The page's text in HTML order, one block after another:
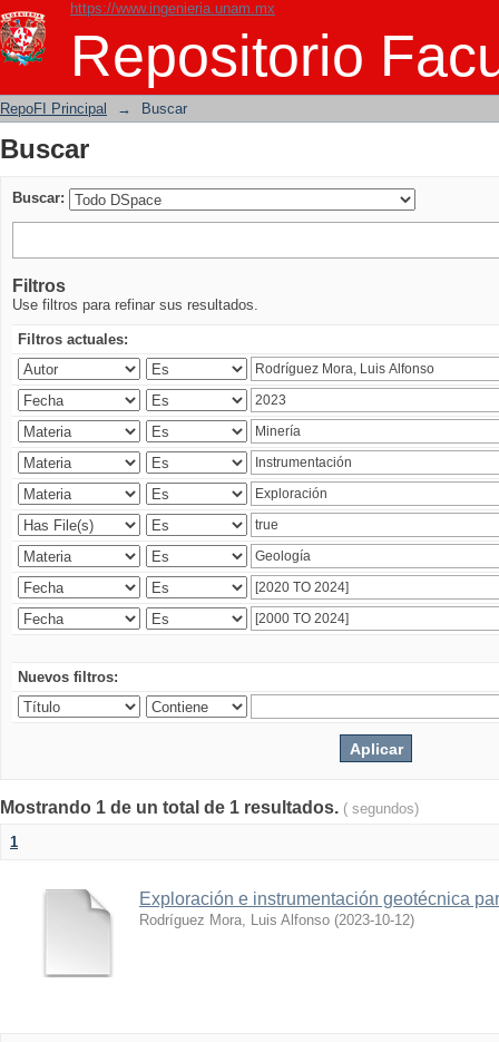
https://www.ingenieria.unam.mx
Repositorio
Buscar
RepoFI Principal → Buscar
Buscar
Buscar:
Filtros
Use filtros para refinar sus resultados.
Filtros actuales:
Nuevos filtros:
Mostrando 1 de un total de 1 resultados. ( segundos)
1
Exploración e instrumentación geotécnica
Rodríguez Mora, Luis Alfonso (2023-10-12)